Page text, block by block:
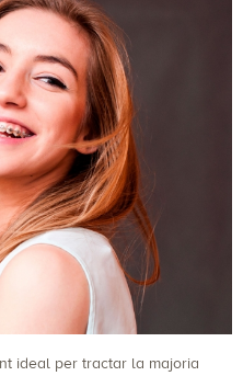
ideal per tractar la majoria